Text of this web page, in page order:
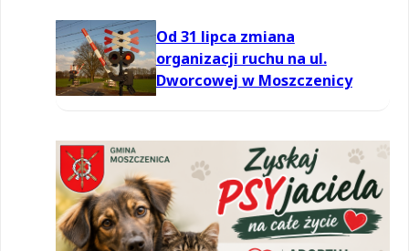
Od 31 lipca zmiana
organizacji ruchu na ul.
Dworcowej w Moszczenicy